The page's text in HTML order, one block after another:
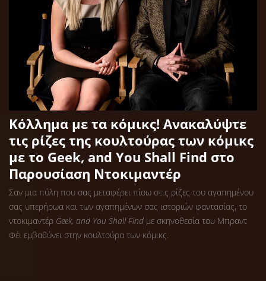
Κόλλημα με τα κόμικς! Ανακαλύψτε
τις ρίζες της κουλτούρας των κόμικς
με το Geek, and You Shall Find στο
Παρουσίαση Ντοκιμαντέρ
Σαν μια πύλη που σας μεταφέρει πίσω στις ρίζες του αγαπημένου
σας υπερήρωα και των αγαπημένων σας ιστοριών φαντασίας, το
ντοκιμαντέρ Geek, and You Shall Find με σκηνοθεσία του Μπραντ
Φέι εμβαθύνει στην κουλτούρα των κόμικς.